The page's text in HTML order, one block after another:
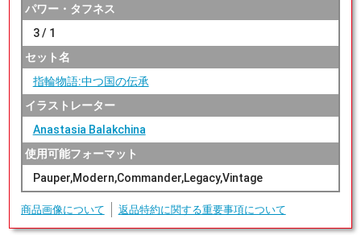
パワー・タフネス
3 / 1
セット名
指輪物語:中つ国の伝承
イラストレーター
Anastasia Balakchina
使用可能フォーマット
Pauper,Modern,Commander,Legacy,Vintage
商品画像について 返品特約に関する重要事項について